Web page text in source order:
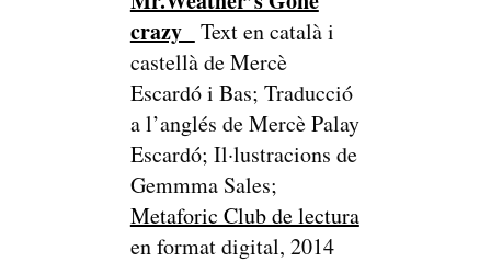
crazy
Text en català i
castellà de Mercè
Escardó i Bas; Traducció
a l’anglés de Mercè Palay
Escardó; Il·lustracions de
Gemmma Sales;
Metaforic Club de lectura
en format digital, 2014